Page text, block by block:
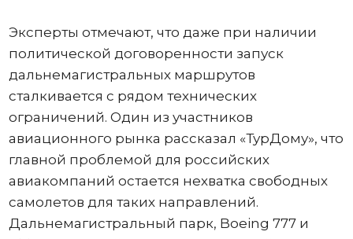
Эксперты отмечают, что даже при наличии
политической договоренности запуск
дальнемагистральных маршрутов
сталкивается с рядом технических
ограничений. Один из участников
авиационного рынка рассказал «ТурДому», что
главной проблемой для российских
авиакомпаний остается нехватка свободных
самолетов для таких направлений.
Дальнемагистральный парк, Boeing 777 и